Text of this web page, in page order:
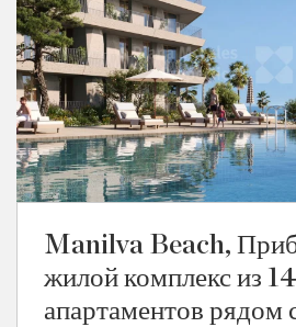
Manilva Beach,
жилой комплекс из
апартаментов рядом